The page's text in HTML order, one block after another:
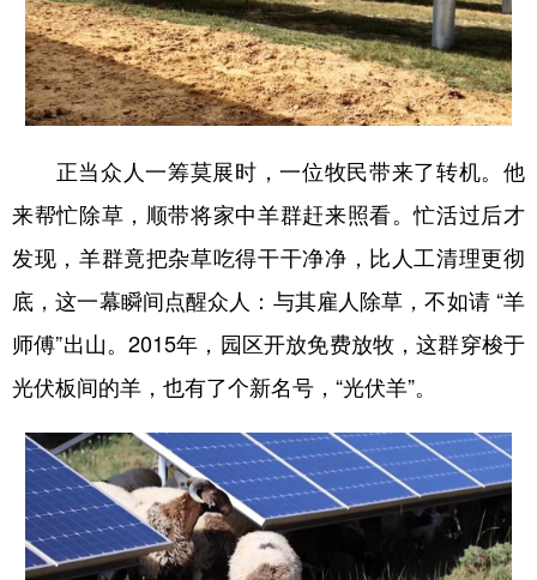
正当众人一筹莫展时，一位牧民带来了转机。他
来帮忙除草，顺带将家中羊群赶来照看。忙活过后才
发现，羊群竟把杂草吃得干干净净，比人工清理更彻
底，这一幕瞬间点醒众人：与其雇人除草，不如请 “羊
师傅”出山。2015年，园区开放免费放牧，这群穿梭于
光伏板间的羊，也有了个新名号，“光伏羊”。